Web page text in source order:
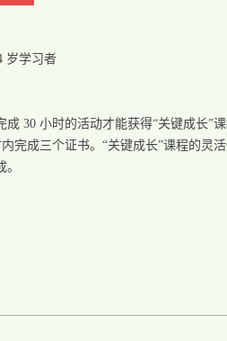
岁学习者
成 30 小时的活动才能获得“关键成长”
完成三个证书。“关键成长”课程的灵